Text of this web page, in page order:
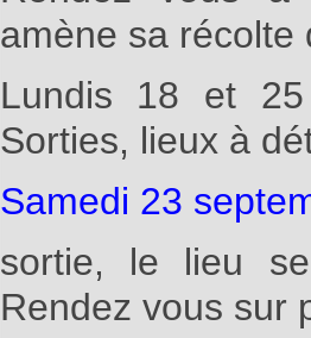
amène sa récolte
Lundis 18 et
Sorties, lieux à
Samedi 23
sortie, le lieu
Rendez vous sur